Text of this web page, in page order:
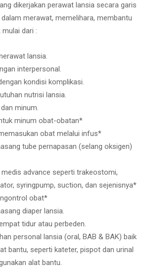
dikerjakan perawat lansia secara garis
merawat, memelihara, membantu
dari :
lansia.
interpersonal.
kondisi komplikasi.
nutrisi lansia.
minum.
minum obat-obatan*
obat melalui infus*
tube pernapasan (selang oksigen)
advance seperti trakeostomi,
syringpump, suction, dan sejenisnya*
obat*
diaper lansia.
tidur atau perbeden.
personal lansia (oral, BAB & BAK) baik
bantu, seperti kateter, pispot dan urinal
alat bantu.